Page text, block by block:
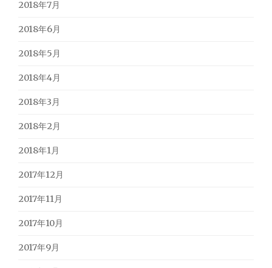
2018年7月
2018年6月
2018年5月
2018年4月
2018年3月
2018年2月
2018年1月
2017年12月
2017年11月
2017年10月
2017年9月